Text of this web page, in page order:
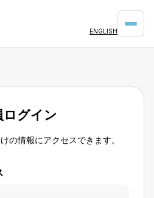
ENGLISH
ログイン
の情報にアクセスできます。